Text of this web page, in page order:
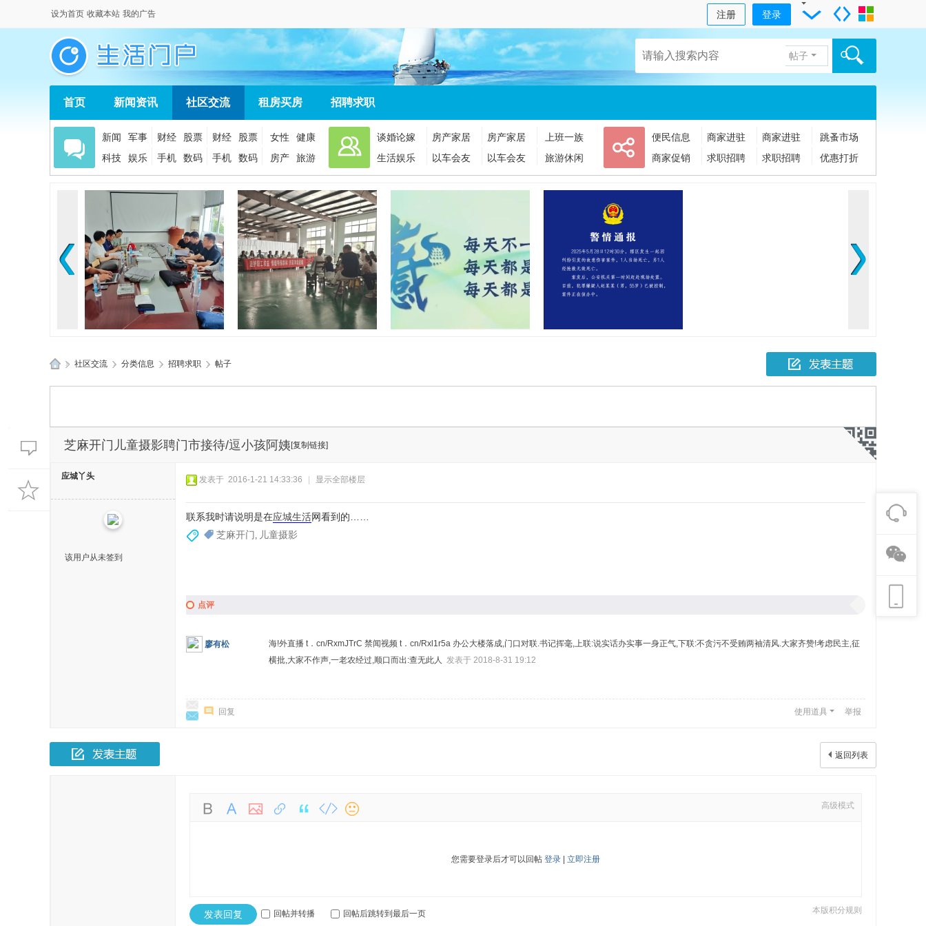
设为首页 收藏本站 我的广告 注册 登录
帖子
首页 新闻资讯 社区交流 租房买房 招聘求职
新闻 军事 财经 股票 财经 股票 女性
健康
科技
娱乐 手机 数码 手机 数码 房产 旅游
谈婚论嫁 房产家居 房产家居
上班一族
生活娱乐
以车会友 以车会友 旅游休闲
便民信息 商家进驻 商家进驻
跳蚤市场
商家促销
求职招聘 求职招聘 优惠打折
孝感应城两地应急管理部门精
应
» 社区交流 › 分类信息 › 招聘求职 › 帖子
芝麻开门儿童摄影聘门市接待/逗小孩阿姨 [复制链接]
应城丫头
该用户从未签到
发表于 2016-1-21 14:33:36 显示全部楼层
联系我时请说明是在应城生活网看到的……
芝麻开门, 儿童摄影
点评
廖有松
海!外直播 t．cn/RxmJTrC 禁闻视频 t．cn/Rxl1r5a 办公大楼落成,门口对联.书记挥毫,上联:说实话办实事一身正气,下联:不贪污不受贿两袖清风.大家齐赞!考虑民主,征
横批,大家不作声,一老农经过,顺口而出:查无此人 发表于 2018-8-31 19:12
回复 使用道具 举报
返回列表
高级模式
您需要登录后才可以回帖 登录 立即注册
本版积分规则
发表回复 回帖并转播 回帖后跳转到最后一页